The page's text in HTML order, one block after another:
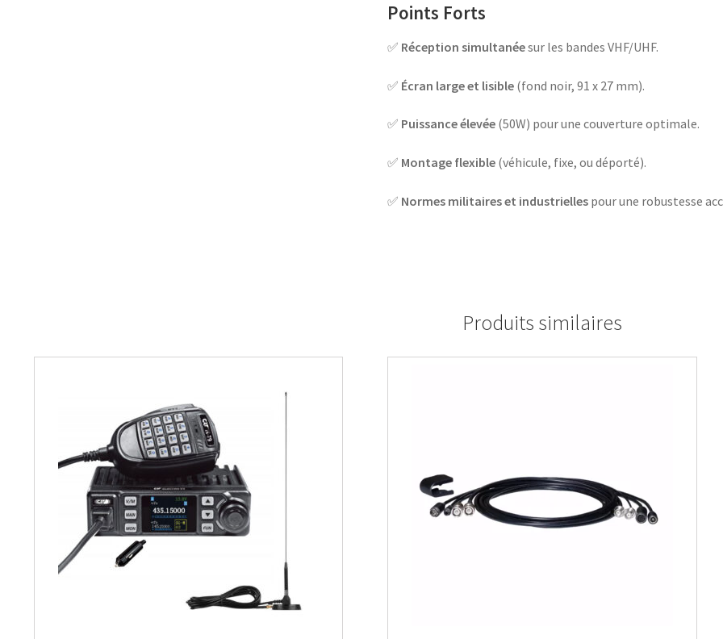
Points Forts
✅ Réception simultanéesur les bandes VHF/UHF.
✅ Écran large et lisible (fond noir, 91 x 27 mm).
✅ Puissance élevée (50W) pour une couverture optimale.
✅ Montage flexible (véhicule, fixe, ou déporté).
✅ Normes militaires et industrielles pour une robustesse
Produits similaires